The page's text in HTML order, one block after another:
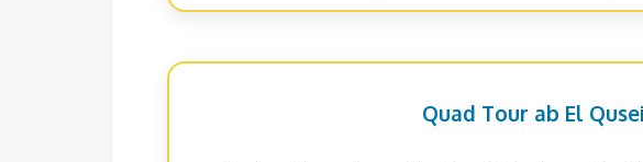
Quad Tour ab El